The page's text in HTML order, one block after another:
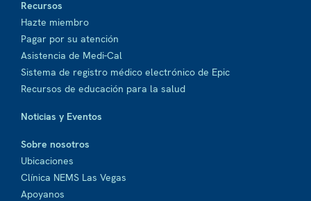
Recursos
Hazte miembro
Pagar por su atención
Asistencia de Medi-Cal
Sistema de registro médico electrónico de Epic
Recursos de educación para la salud
Noticias y Eventos
Sobre nosotros
Ubicaciones
Clínica NEMS Las Vegas
Apoyanos